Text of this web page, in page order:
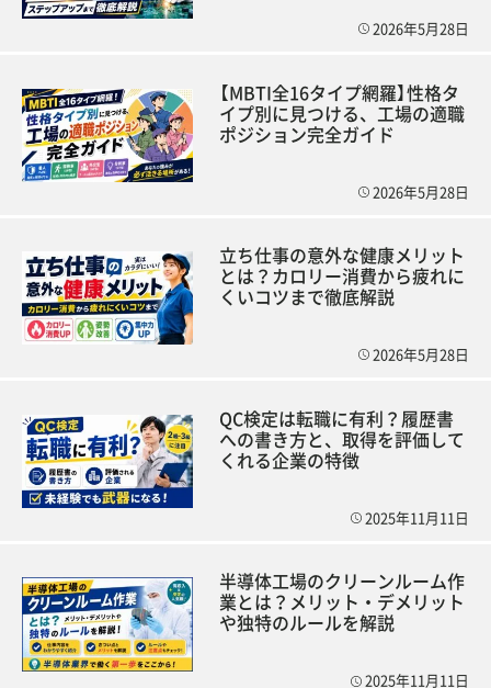
2026年5月28日
【MBTI全16タイプ網羅】性格タ
イプ別に見つける、工場の適職
ポジション完全ガイド
2026年5月28日
立ち仕事の意外な健康メリット
とは？カロリー消費から疲れに
くいコツまで徹底解説
2026年5月28日
QC検定は転職に有利？履歴書
への書き方と、取得を評価して
くれる企業の特徴
2025年11月11日
半導体工場のクリーンルーム作
業とは？メリット・デメリット
や独特のルールを解説
2025年11月11日